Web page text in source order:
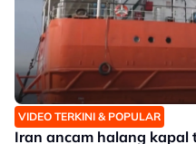
VIDEO TERKINI & POPULAR
Iran ancam halang kapal